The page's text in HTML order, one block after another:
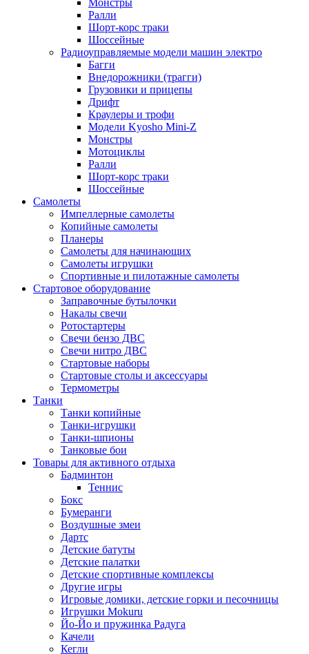
Монстры
Ралли
Шорт-корс траки
Шоссейные
Радиоуправляемые модели машин электро
Багги
Внедорожники (трагги)
Грузовики и прицепы
Дрифт
Краулеры и трофи
Модели Kyosho Mini-Z
Монстры
Мотоциклы
Ралли
Шорт-корс траки
Шоссейные
Самолеты
Импеллерные самолеты
Копийные самолеты
Планеры
Самолеты для начинающих
Самолеты игрушки
Спортивные и пилотажные самолеты
Стартовое оборудование
Заправочные бутылочки
Накалы свечи
Ротостартеры
Свечи бензо ДВС
Свечи нитро ДВС
Стартовые наборы
Стартовые столы и аксессуары
Термометры
Танки
Танки копийные
Танки-игрушки
Танки-шпионы
Танковые бои
Товары для активного отдыха
Бадминтон
Теннис
Бокс
Бумеранги
Воздушные змеи
Дартс
Детские батуты
Детские палатки
Детские спортивные комплексы
Другие игры
Игровые домики, детские горки и песочницы
Игрушки Mokuru
Йо-Йо и пружинка Радуга
Качели
Кегли